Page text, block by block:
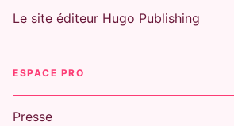
Le site éditeur Hugo Publishing
ESPACE PRO
Presse